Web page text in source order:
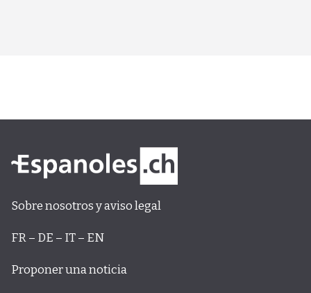
Sobre nosotros y aviso legal
FR – DE – IT – EN
Proponer una noticia